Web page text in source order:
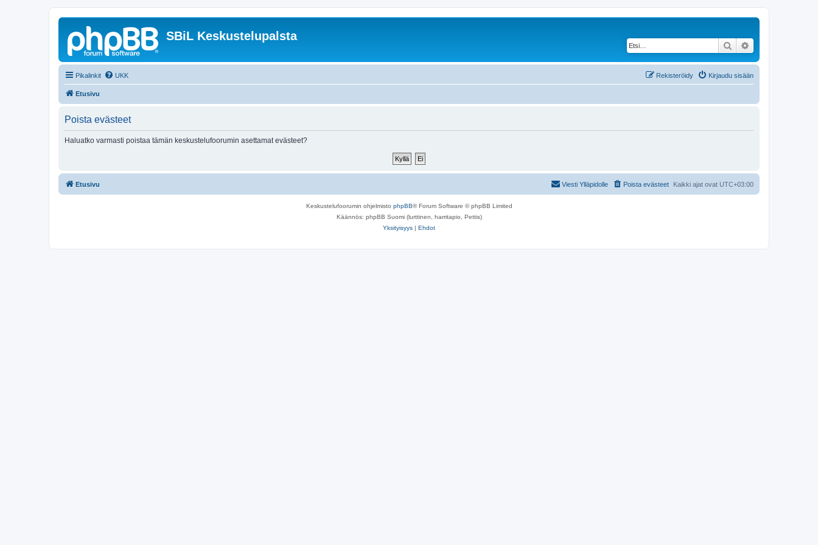
SBiL Keskustelupalsta
Etsi
Pikalinkit UKK Kirjaudu sisään
Rekisteröidy
Etusivu
Poista evästeet
Haluatko varmasti poistaa tämän keskustelufoorumin asettamat evästeet?
Etusivu Kaikki ajat ovat UTC+03:00
Poista evästeet
Viesti Ylläpidolle
Keskustelufoorumin ohjelmisto phpBB® Forum Software © phpBB Limited
Käännös: phpBB Suomi (lurttinen, harritapio, Pettis)
Yksityisyys | Ehdot